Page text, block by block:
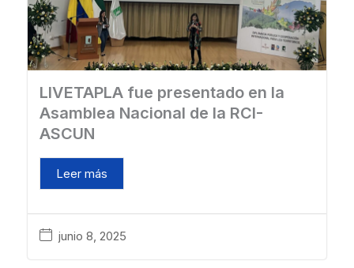
LIVETAPLA fue presentado en la
Asamblea Nacional de la RCI-
ASCUN
junio 8, 2025
Leer más